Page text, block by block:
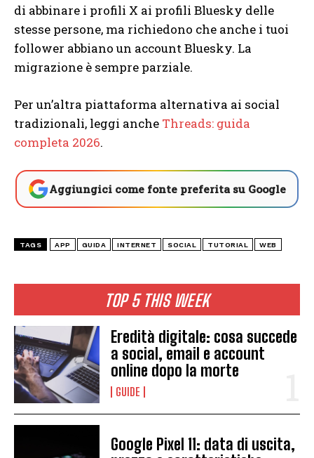
TOP 5 THIS WEEK
Eredità digitale: cosa succede
a social, email e account
online dopo la morte
GUIDE
Google Pixel 11: data di uscita,
di abbinare i profili X ai profili Bluesky delle
stesse persone, ma richiedono che anche i tuoi
follower abbiano un account Bluesky. La
migrazione è sempre parziale.
Per un’altra piattaforma alternativa ai social
tradizionali, leggi anche Threads: guida
completa 2026.
Aggiungici come fonte preferita su Google
TAGS APP GUIDA INTERNET SOCIAL TUTORIAL WEB